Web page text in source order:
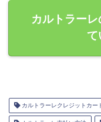
カルトラー
て
カルトラーレクレジットカー